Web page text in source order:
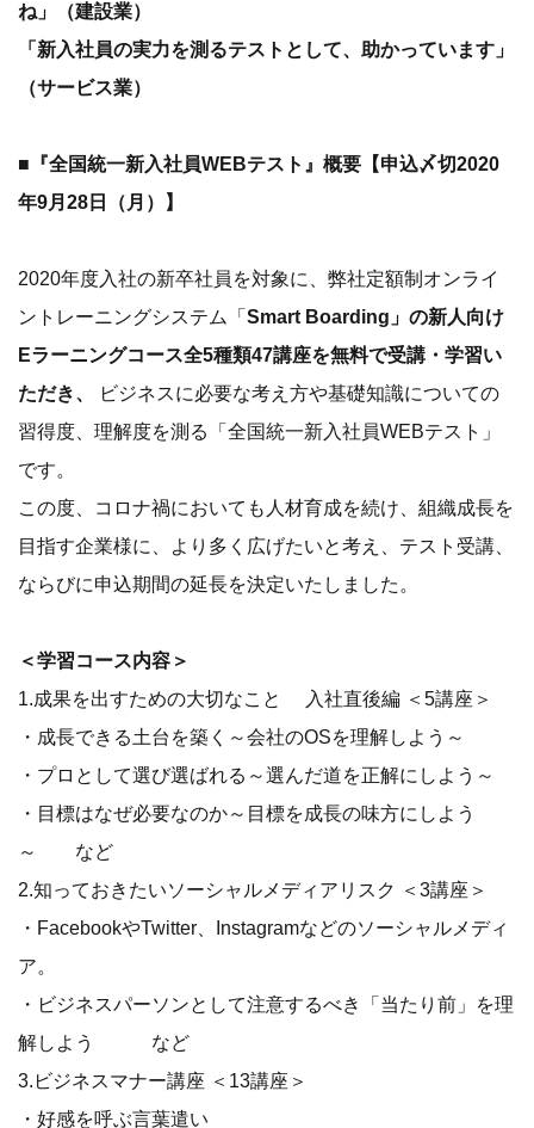
ね」（建設業）
「新入社員の実力を測るテストとして、助かっています」
（サービス業）
■『全国統一新入社員WEBテスト』概要【申込〆切2020
年9月28日（月）】
2020年度入社の新卒社員を対象に、弊社定額制オンライ
ントレーニングシステム「 Smart Boarding」の新人向け
Eラーニングコース全5種類47講座を無料で受講・学習い
ただき、
ビジネスに必要な考え方や基礎知識についての
習得度、理解度を測る「全国統一新入社員WEBテスト」
です。
この度、コロナ禍においても人材育成を続け、組織成長を
目指す企業様に、より多く広げたいと考え、テスト受講、
ならびに申込期間の延長を決定いたしました。
＜学習コース内容＞
1.成果を出すための大切なこと 入社直後編 ＜5講座＞
・成長できる土台を築く～会社のOSを理解しよう～
・プロとして選び選ばれる～選んだ道を正解にしよう～
・目標はなぜ必要なのか～目標を成長の味方にしよう
～ など
2.知っておきたいソーシャルメディアリスク ＜3講座＞
・FacebookやTwitter、Instagramなどのソーシャルメディ
ア。
・ビジネスパーソンとして注意するべき「当たり前」を理
解しよう など
3.ビジネスマナー講座 ＜13講座＞
・好感を呼ぶ言葉遣い